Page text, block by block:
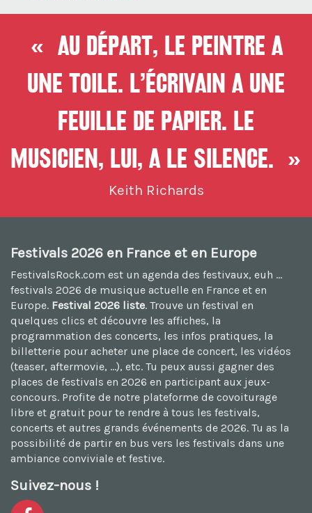
« Au départ, le peintre a
une toile. L’écrivain a une
feuille de papier. Le
musicien, lui, a le silence. »
Keith Richards
Festivals 2026 en France et en Europe
FestivalsRock.com est un agenda des festivaux, euh ...
festivals 2026 de musique actuelle en France et en
Europe. Festival 2026 liste. Trouve un festival en
quelques clics et découvre les affiches, la
programmation des concerts, les infos pratiques, la
billetterie pour acheter une place de concert, les vidéos
(teaser, aftermovie, ...), etc. Tu peux aussi gagner des
places de festivals en 2026 en participant aux jeux-
concours. Profite de notre plateforme de covoiturage
libre et gratuit pour te rendre à tous les festivals,
concerts et autres grands événements de 2026. Tu as la
possibilité de partir en bus vers les festivals dans une
ambiance conviviale et festive.
Suivez-nous !